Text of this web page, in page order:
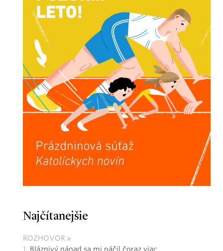
Najčítanejšie
ROZHOVOR
Bláznivý nápad sa mi páčil čoraz viac